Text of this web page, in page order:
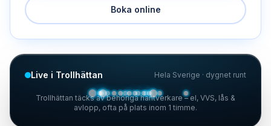
Boka online
Live i Trollhättan Hela Sverige · dygnet runt
Trollhättan täcks av behöriga hantverkare – el, VVS, lås &
avlopp, ofta på plats inom 1 timme.